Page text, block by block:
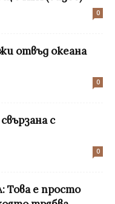
0
отвъд океана
0
с
0
Това е просто